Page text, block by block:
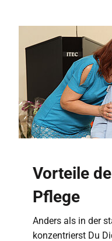
Vorteile
Pflege
Anders als in der
konzentrierst Du